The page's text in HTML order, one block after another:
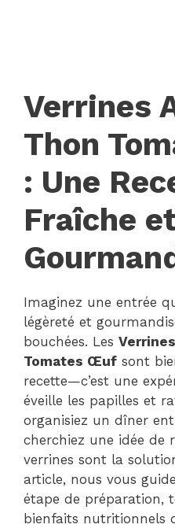
Verrines
Thon
: Une
Fraîche
Imaginez une entrée
légèreté et
bouchées. Les
Tomates Œuf sont
recette—c’est une
éveille les papilles et
organisiez un dîner
cherchiez une idée de
verrines sont la
article, nous vous
étape de préparation,
bienfaits nutritionnels